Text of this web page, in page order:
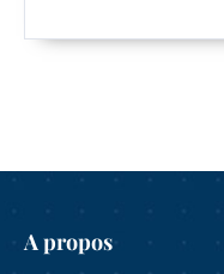
A propos